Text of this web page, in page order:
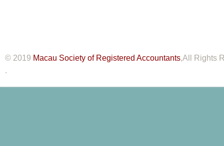
© 2019 Macau Society of Registered Accountants,All Rights
.